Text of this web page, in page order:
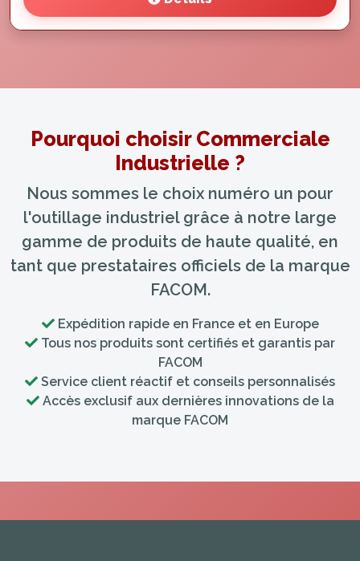
Pourquoi choisir Commerciale
Industrielle ?
Nous sommes le choix numéro un pour
l'outillage industriel grâce à notre large
gamme de produits de haute qualité, en
tant que prestataires officiels de la marque
FACOM.
Expédition rapide en France et en Europe
Tous nos produits sont certifiés et garantis par
FACOM
Service client réactif et conseils personnalisés
Accès exclusif aux dernières innovations de la
marque FACOM